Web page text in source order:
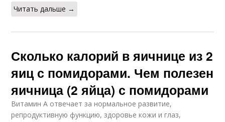
Читать дальше →
Сколько калорий в яичнице из 2
яиц с помидорами. Чем полезен
яичница (2 яйца) с помидорами
Витамин А отвечает за нормальное развитие,
репродуктивную функцию, здоровье кожи и глаз,